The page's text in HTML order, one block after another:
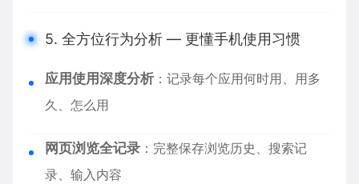
5. 全方位行为分析 — 更懂手机使用习惯
应用使用深度分析 ：记录每个应用何时用、用多
久、怎么用
网页浏览全记录 ：完整保存浏览历史、搜索记
录、输入内容